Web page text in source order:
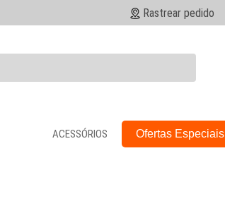
Rastrear pedido
ACESSÓRIOS Ofertas Especiais